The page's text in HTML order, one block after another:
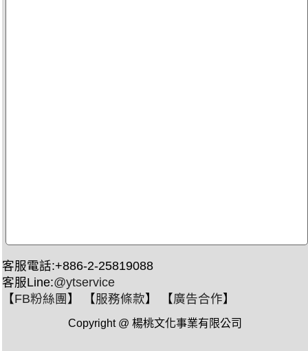
客服電話:+886-2-25819088
客服Line:@ytservice
【FB粉絲團 】 【服務條款】 【廣告合作】
Copyright @ 楊桃文化事業有限公司